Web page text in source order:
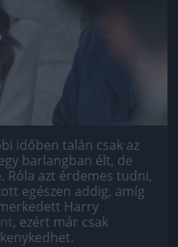
időben talán csak az
barlangban élt, de
Róla azt érdemes tudni,
egészen addig, amíg
Harry
, ezért már csak